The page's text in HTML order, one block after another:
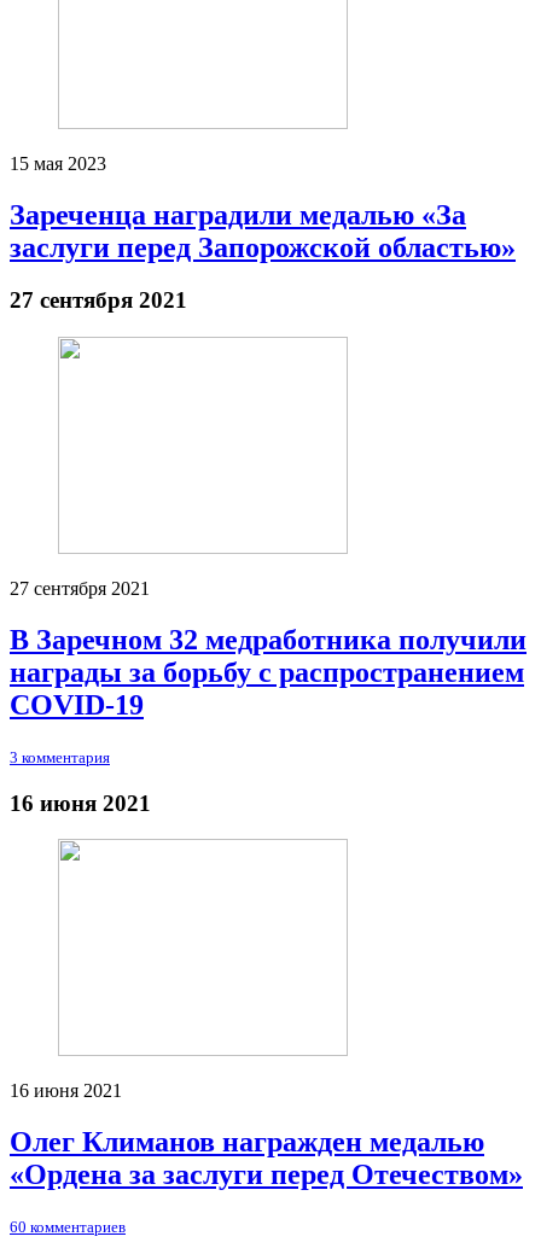
15 мая 2023
Зареченца наградили медалью «За
заслуги перед Запорожской областью»
27 сентября 2021
27 сентября 2021
В Заречном 32 медработника получили
награды за борьбу с распространением
COVID-19
3 комментария
16 июня 2021
16 июня 2021
Олег Климанов награжден медалью
«Ордена за заслуги перед Отечеством»
60 комментариев